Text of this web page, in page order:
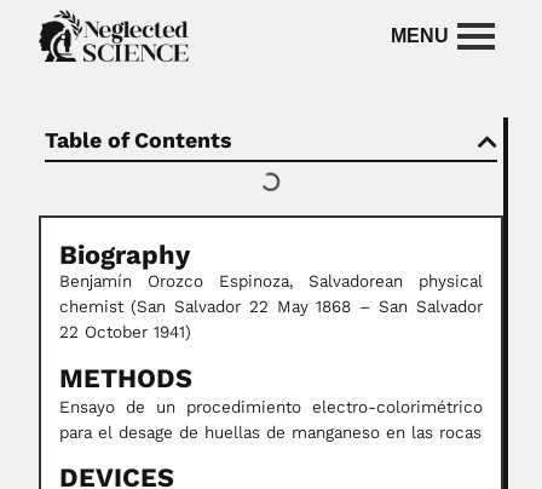
Table of Contents
Biography
Benjamín Orozco Espinoza,
Salvadorean physical
chemist (San Salvador 22 May 1868 – San Salvador
22 October 1941)
METHODS
Ensayo de un procedimiento electro-colorimétrico
para el desage de huellas de manganeso en las rocas
DEVICES